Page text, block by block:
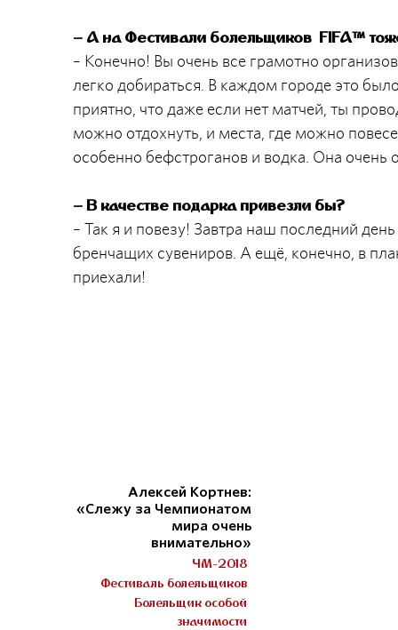
– А на Фестивали болельщиков FIFA™
– Конечно! Вы очень все грамотно
легко добираться. В каждом городе это
приятно, что даже если нет матчей, ты
можно отдохнуть, и места, где можно
особенно бефстроганов и водка. Она очень
– В качестве подарка привезли бы?
– Так я и повезу! Завтра наш последний
бренчащих сувениров. А ещё, конечно, в
приехали!
Алексей Кортнев:
«Слежу за Чемпионатом
мира очень
внимательно»
ЧМ-2018
Фестиваль болельщиков
Болельщик особой
значимости